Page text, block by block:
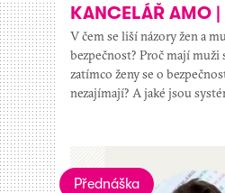
KANCELÁŘ AMO |
V čem se liší názory žen a
bezpečnost? Proč mají muži
zatímco ženy se o
nezajímají? A jaké jsou
Přednáška